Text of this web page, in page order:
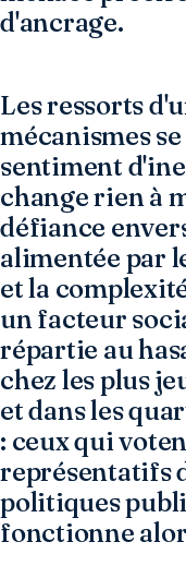
d'ancrage.
Les ressorts
mécanismes
sentiment
change rien à
défiance
alimentée par
et la
un facteur
répartie au
chez les plus
et dans les
: ceux qui
représentatifs
politiques
fonctionne